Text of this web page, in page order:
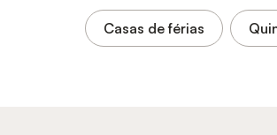
Casas de férias